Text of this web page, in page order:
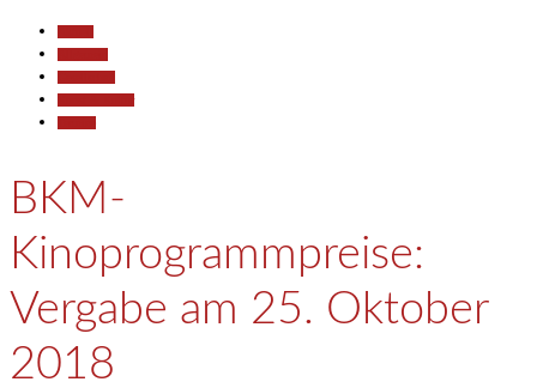
BKM-
Kinoprogrammpreise:
Vergabe am 25. Oktober
2018